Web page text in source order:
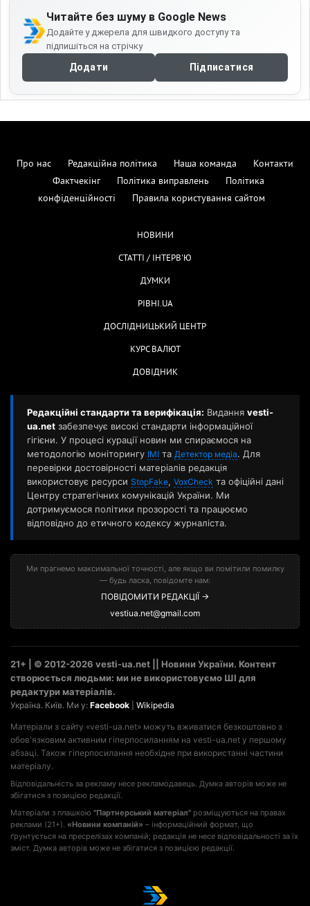
Читайте без шуму в Google News
Додайте у джерела для швидкого доступу та
підпишіться на стрічку
Додати Підписатися
Про нас Редакційна політика Наша команда
Контакти
Фактчекінг
Політика виправлень
Політика
конфіденційності
Правила користування сайтом
НОВИНИ
СТАТТІ / ІНТЕРВ'Ю
ДУМКИ
РІВНІ.UA
ДОСЛІДНИЦЬКИЙ ЦЕНТР
КУРС ВАЛЮТ
ДОВІДНИК
Редакційні стандарти та верифікація: Видання vesti-
ua.net забезпечує високі стандарти інформаційної
гігієни. У процесі курації новин ми спираємося на
методологію моніторингу ІМІ та Детектор медіа. Для
перевірки достовірності матеріалів редакція
використовує ресурси StopFake, VoxCheck та офіційні дані
Центру стратегічних комунікацій України. Ми
дотримуємося політики прозорості та працюємо
відповідно до етичного кодексу журналіста.
Ми прагнемо максимальної точності, але якщо ви помітили помилку
— будь ласка, повідомте нам:
ПОВІДОМИТИ РЕДАКЦІЇ →
vestiua.net@gmail.com
21+ | © 2012-2026 vesti-ua.net || Новини України. Контент
створюється людьми: ми не використовуємо ШІ для
редактури матеріалів.
Україна. Київ. Ми у: Facebook Wikipedia
Матеріали з сайту «vesti-ua.net» можуть вживатися безкоштовно з
обов'язковим активним гіперпосиланням на vesti-ua.net у першому
абзаці. Також гіперпосилання необхідне при використанні частини
матеріалу.
Відповідальність за рекламу несе рекламодавець. Думка авторів може не
збігатися з позицією редакції.
Матеріали з плашкою "Партнерський матеріал" розміщуються на правах
реклами (21+). «Новини компаній» – інформаційний формат, що
ґрунтується на пресрелізах компаній; редакція не несе відповідальності за їх
зміст. Думка авторів може не збігатися з позицією редакції.